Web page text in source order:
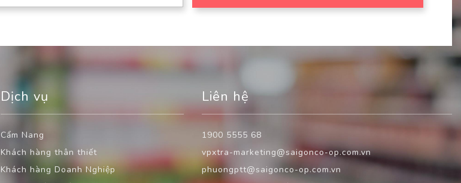
Dịch vụ
Cẩm Nang
Khách hàng thân thiết
Khách hàng Doanh Nghiệp
Liên hệ
1900 5555 68
vpxtra-marketing@saigonco-op.com.vn
phuongptt@saigonco-op.com.vn